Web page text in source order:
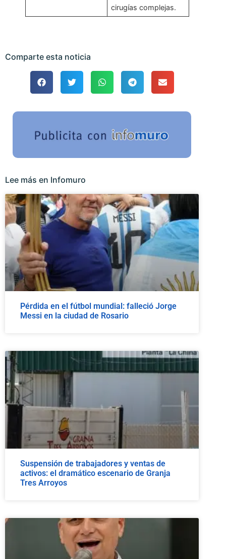
cirugías complejas.
Comparte esta noticia
Lee más en Infomuro
Pérdida en el fútbol mundial: falleció Jorge
Messi en la ciudad de Rosario
Suspensión de trabajadores y ventas de
activos: el dramático escenario de Granja
Tres Arroyos